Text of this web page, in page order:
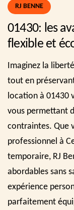
RJ BENNE
01430: les
flexible et
Imaginez la
tout en
location à 01430
vous permettant
contraintes. Que
professionnel à
temporaire, RJ
abordables sans
expérience
parfaitement